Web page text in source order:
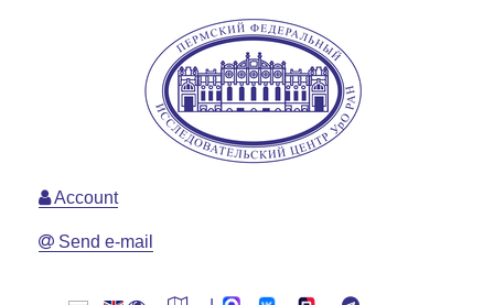
Account
Send e-mail